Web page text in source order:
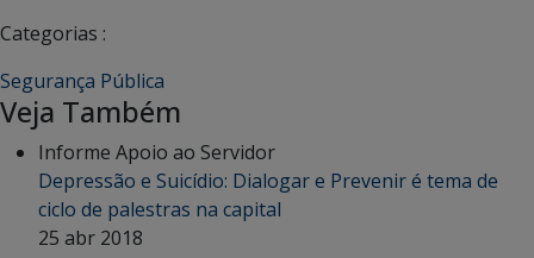
Categorias :
Segurança Pública
Veja Também
Informe Apoio ao Servidor
Depressão e Suicídio: Dialogar e Prevenir é tema de
ciclo de palestras na capital
25 abr 2018